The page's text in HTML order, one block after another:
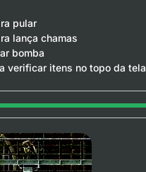
pular
lança chamas
bomba
verificar itens no topo da tela